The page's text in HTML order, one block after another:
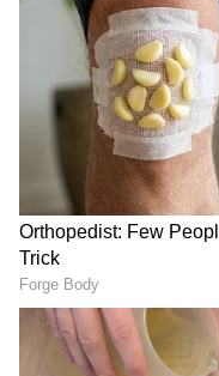
Image Credit :RushLane